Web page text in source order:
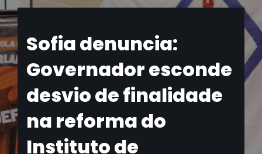
conteúdo
Sofia denuncia:
Governador esconde
desvio de finalidade
na reforma do
Instituto de